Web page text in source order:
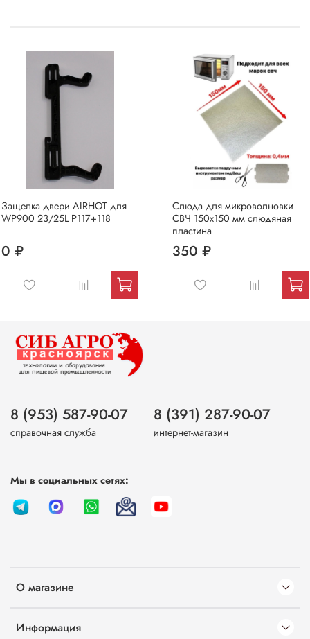
Защелка двери AIRHOT для
WP900 23/25L P117+118
0 ₽
Слюда для микроволновки
СВЧ 150х150 мм слюдяная
пластина
350 ₽
О магазине
Информация
8 (953) 587-90-07
справочная служба
8 (391) 287-90-07
интернет-магазин
Мы в социальных сетях: